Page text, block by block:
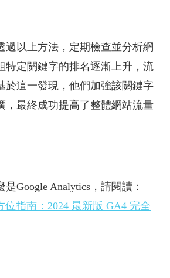
過以上方法，定期檢查並分析網
特定關鍵字的排名逐漸上升，流
於這一發現，他們加強該關鍵字
，最終成功提高了整體網站流量
Google Analytics，請閱讀：
位指南：2024 最新版 GA4 完全